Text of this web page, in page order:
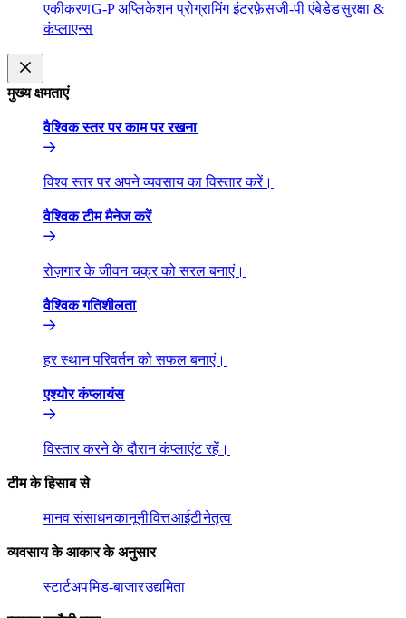
एकीकरण​​G-P अप्लिकेशन प्रोग्रामिंग इंटरफ़ेस​​जी-पी एंबेडेड​​सुरक्षा &
कंप्लाएन्स​​
मुख्य क्षमताएं​​
वैश्विक स्तर पर काम पर रखना​​
विश्व स्तर पर अपने व्यवसाय का विस्तार करें।​​
वैश्विक टीम मैनेज करें​​
रोज़गार के जीवन चक्र को सरल बनाएं।​​
वैश्विक गतिशीलता​​
हर स्थान परिवर्तन को सफल बनाएं।​​
एश्योर कंप्लायंस​​
विस्तार करने के दौरान कंप्लाएंट रहें।​​
टीम के हिसाब से​​
मानव संसाधन​​कानूनी​​वित्त​​आईटी​​नेतृत्व​​
व्यवसाय के आकार के अनुसार​​
स्टार्टअप​​मिड-बाजार​​उद्यमिता​​